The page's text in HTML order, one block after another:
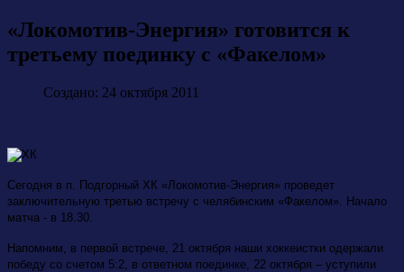
«Локомотив-Энергия» готовится к
третьему поединку с «Факелом»
Создано: 24 октября 2011
Сегодня в п. Подгорный ХК «Локомотив-Энергия» проведет
заключительную третью встречу с челябинским «Факелом». Начало
матча - в 18.30.
Напомним, в первой встрече, 21 октября наши хоккеистки одержали
победу со счетом 5:2, в ответном поединке, 22 октября – уступили